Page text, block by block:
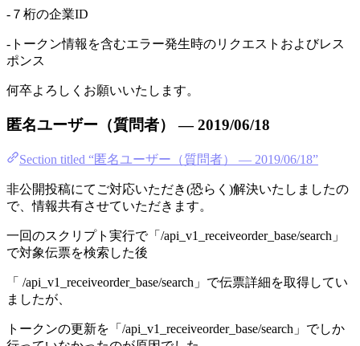
-７桁の企業ID
-トークン情報を含むエラー発生時のリクエストおよびレス
ポンス
何卒よろしくお願いいたします。
匿名ユーザー（質問者） — 2019/06/18
Section titled “匿名ユーザー（質問者） — 2019/06/18”
非公開投稿にてご対応いただき(恐らく)解決いたしましたの
で、情報共有させていただきます。
一回のスクリプト実行で「/api_v1_receiveorder_base/search」
で対象伝票を検索した後
「 /api_v1_receiveorder_base/search」で伝票詳細を取得してい
ましたが、
トークンの更新を「/api_v1_receiveorder_base/search」でしか